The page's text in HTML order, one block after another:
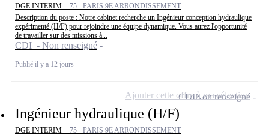
DGE INTERIM - 75 - PARIS 9E ARRONDISSEMENT
Description du poste : Notre cabinet recherche un Ingénieur conception hydraulique
expérimenté (H/F) pour rejoindre une équipe dynamique. Vous aurez l'opportunité
de travailler sur des missions à...
CDI - Non renseigné
Publié il y a 12 jours
Ingénieur hydraulique (H/F)
DGE INTERIM - 75 - PARIS 9E ARRONDISSEMENT
CDINon renseigné
Ajouter cette offre à ma sélection